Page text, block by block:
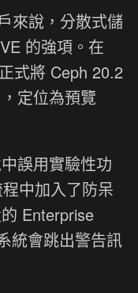
來說，分散式儲
的強項。在
式將 Ceph 20.2
定位為預覽
誤用實驗性功
中加入了防呆
Enterprise
統會跳出警告訊